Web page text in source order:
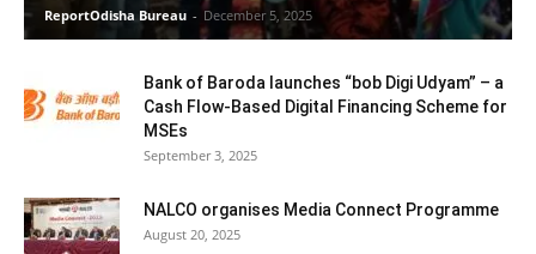
ReportOdisha Bureau - December 5, 2025
Bank of Baroda launches “bob Digi Udyam” – a
Cash Flow-Based Digital Financing Scheme for
MSEs
September 3, 2025
NALCO organises Media Connect Programme
August 20, 2025